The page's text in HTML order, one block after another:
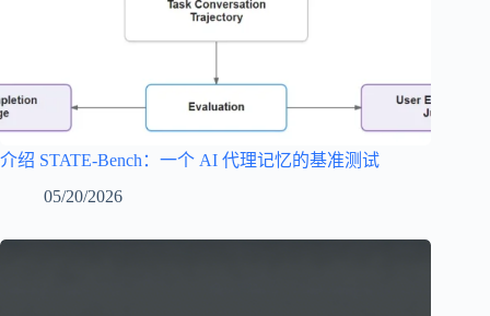
介绍 STATE-Bench：一个 AI 代理记忆的基准测试
05/20/2026